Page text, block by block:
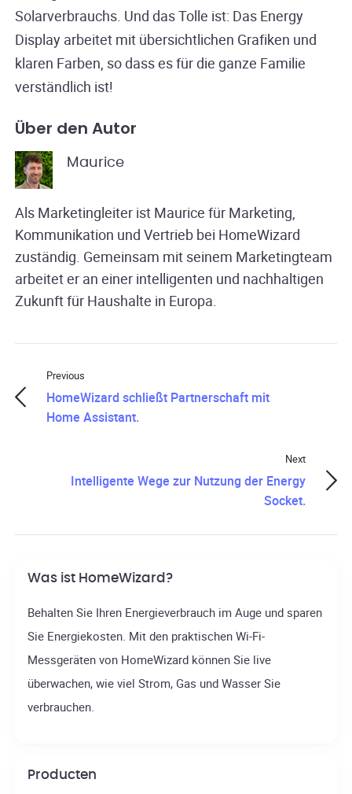
Solarverbrauchs. Und das Tolle ist: Das Energy
Display arbeitet mit übersichtlichen Grafiken und
klaren Farben, so dass es für die ganze Familie
verständlich ist!
Über den Autor
Maurice
Als Marketingleiter ist Maurice für Marketing,
Kommunikation und Vertrieb bei HomeWizard
zuständig. Gemeinsam mit seinem Marketingteam
arbeitet er an einer intelligenten und nachhaltigen
Zukunft für Haushalte in Europa.
Previous
HomeWizard schließt Partnerschaft mit
Home Assistant.
Next
Intelligente Wege zur Nutzung der Energy
Socket.
Was ist HomeWizard?
Behalten Sie Ihren Energieverbrauch im Auge und sparen
Sie Energiekosten. Mit den praktischen Wi-Fi-
Messgeräten von HomeWizard können Sie live
überwachen, wie viel Strom, Gas und Wasser Sie
verbrauchen.
Producten